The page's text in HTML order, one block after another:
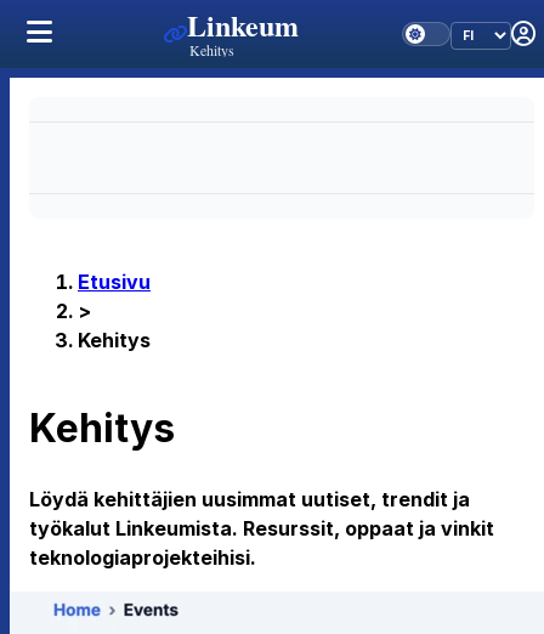
Linkeum
Kehitys
Etusivu
>
Kehitys
Kehitys
Löydä kehittäjien uusimmat uutiset, trendit ja
työkalut Linkeumista. Resurssit, oppaat ja vinkit
teknologiaprojekteihisi.